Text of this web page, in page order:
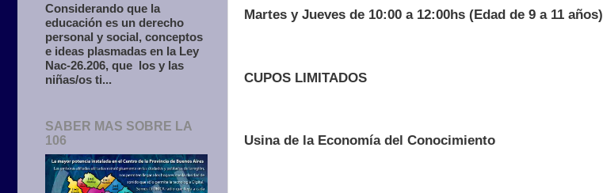
Martes y Jueves de 10:00 a 12:00hs (Edad de 9 a 11 años)
CUPOS LIMITADOS
Usina de la Economía del Conocimiento
Considerando que la
educación es un derecho
personal y social, conceptos
e ideas plasmadas en la Ley
Nac-26.206, que los y las
niñas/os ti...
SABER MAS SOBRE LA
106